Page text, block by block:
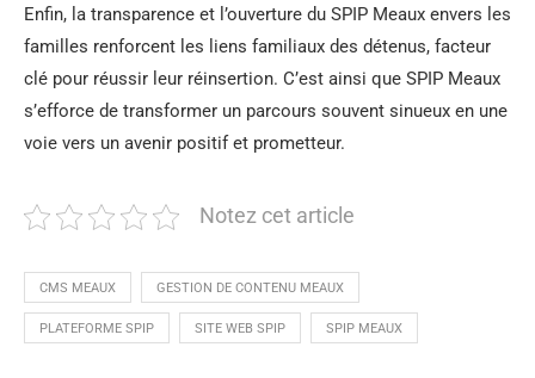
Enfin, la transparence et l’ouverture du SPIP Meaux envers les
familles renforcent les liens familiaux des détenus, facteur
clé pour réussir leur réinsertion. C’est ainsi que SPIP Meaux
s’efforce de transformer un parcours souvent sinueux en une
voie vers un avenir positif et prometteur.
Notez cet article
CMS MEAUX GESTION DE CONTENU MEAUX
PLATEFORME SPIP SITE WEB SPIP SPIP MEAUX